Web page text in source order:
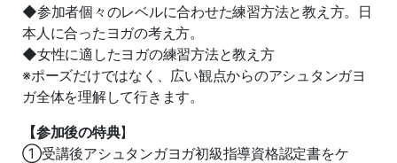
◆参加者個々のレベルに合わせた練習方法と教え方。日
本人に合ったヨガの考え方。
◆女性に適したヨガの練習方法と教え方
※ポーズだけではなく、広い観点からのアシュタンガヨ
ガ全体を理解して行きます。
【参加後の特典】
①受講後アシュタンガヨガ初級指導資格認定書をケ